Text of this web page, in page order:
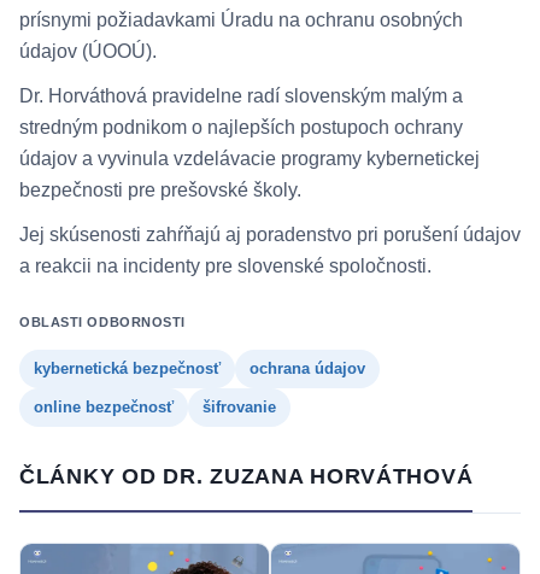
prísnymi požiadavkami Úradu na ochranu osobných
údajov (ÚOOÚ).
Dr. Horváthová pravidelne radí slovenským malým a
stredným podnikom o najlepších postupoch ochrany
údajov a vyvinula vzdelávacie programy kybernetickej
bezpečnosti pre prešovské školy.
Jej skúsenosti zahŕňajú aj poradenstvo pri porušení údajov
a reakcii na incidenty pre slovenské spoločnosti.
OBLASTI ODBORNOSTI
kybernetická bezpečnosť ochrana údajov
online bezpečnosť šifrovanie
ČLÁNKY OD DR. ZUZANA HORVÁTHOVÁ